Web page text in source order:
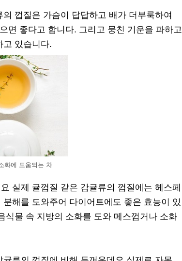
껍질은 가슴이 답답하고 배가 더부룩하여
면 좋다고 합니다. 그리고 뭉친 기운을 파하고
고 있습니다.
화에 도움되는 차
실제 귤껍질 같은 감귤류의 껍질에는 헤스페
해를 도와주어 다이어트에도 좋은 효능이 있
식물 속 지방의 소화를 도와 메스껍거나 소화